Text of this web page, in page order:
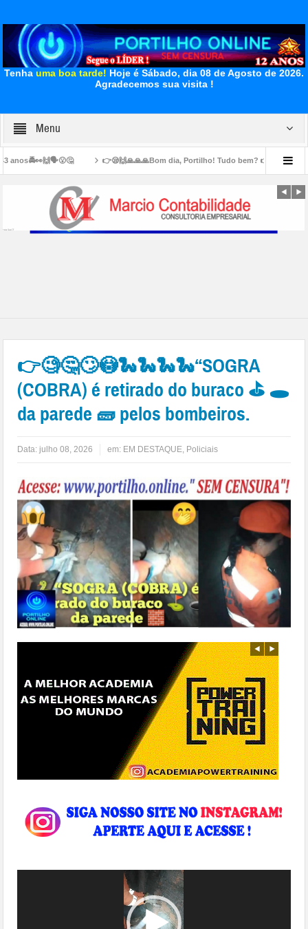
Tenha uma boa tarde! Hoje é Sábado, dia 08 de Agosto de 2026.
Agradecemos sua visita !
Menu
👉😪🙌🙏🙏🙏Bom dia, Portilho! Tudo bem? 👉📢😪😞💊🙌🙏👏🤝Venho lhe pedir,
das calçadas 👉🏻🚧👍🏻👏🏻🤝✍🏻👏🏻👏🏻🛣️ Secretaria de Obras
👉🧐🤔🙄😳🐍🐍🐍🐍“SOGRA
(COBRA) é retirado do buraco ⛳ 🕳️
da parede 🧱 pelos bombeiros.
Data: julho 08, 2026 em: EM DESTAQUE, Policiais